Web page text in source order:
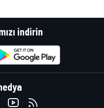
indirin